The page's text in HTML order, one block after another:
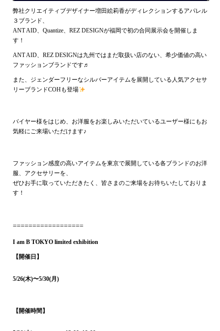
弊社クリエイティブデザイナー増田絵莉香がディレクションするアパレル
３ブランド、
ANT AID、Quantize、REZ DESIGNが福岡で初の合同展示会を開催しま
す！
ANT AID、REZ DESIGNは九州ではまだ取扱い店のない、希少価値の高い
ファッションブランドです♬
また、ジェンダーフリーなシルバーアイテムを展開している人気アクセサ
リーブランドCOHも登場
バイヤー様をはじめ、お洋服をお楽しみいただいているユーザー様にもお
気軽にご来場いただけます♪
ファッション感度の高いアイテムを東京で展開している各ブランドのお洋
服、アクセサリーを、
ぜひお手に取っていただきたく、皆さまのご来場をお待ちいたしておりま
す！
==================
I am B TOKYO limited exhibition
【開催日】
5/26(木)〜5/30(月)
【開催時間】